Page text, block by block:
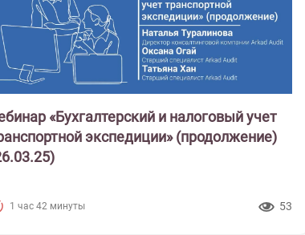
«Бухгалтерский и налоговый учет
экспедиции» (продолжение)
1 час 42 минуты 53